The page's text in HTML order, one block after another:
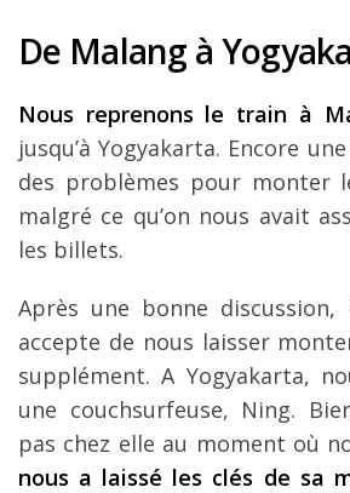
De Malang à
Nous reprenons le train à
jusqu’à Yogyakarta. Encore
des problèmes pour monter
malgré ce qu’on nous avait
les billets.
Après une bonne
accepte de nous laisser
supplément. A Yogyakarta,
une couchsurfeuse, Ning.
pas chez elle au moment où
nous a laissé les clés de sa